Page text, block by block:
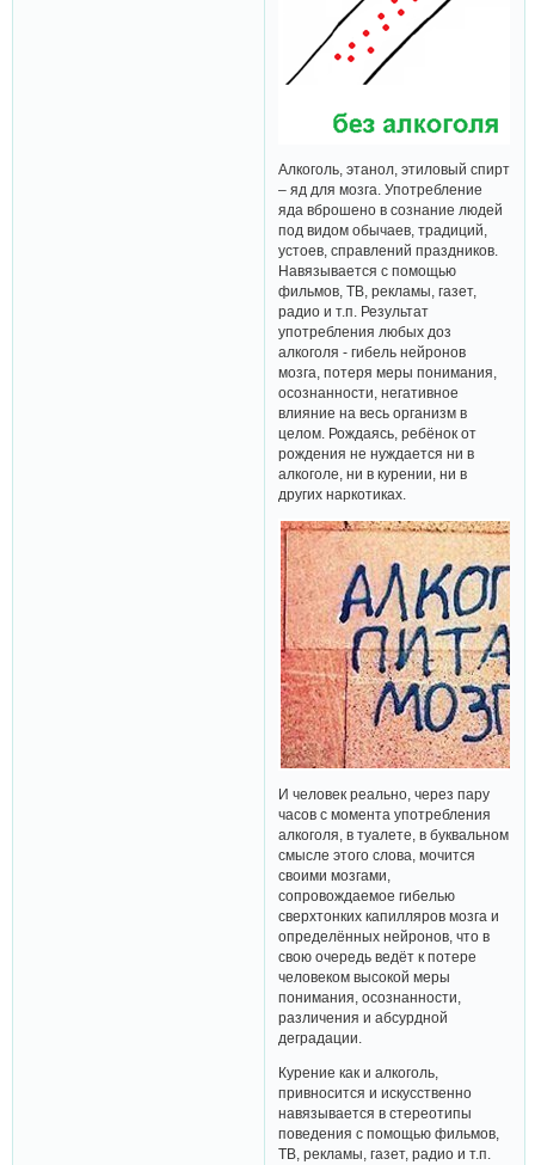
Алкоголь, этанол, этиловый спирт
– яд для мозга. Употребление
яда вброшено в сознание людей
под видом обычаев, традиций,
устоев, справлений праздников.
Навязывается с помощью
фильмов, ТВ, рекламы, газет,
радио и т.п. Результат
употребления любых доз
алкоголя - гибель нейронов
мозга, потеря меры понимания,
осознанности, негативное
влияние на весь организм в
целом. Рождаясь, ребёнок от
рождения не нуждается ни в
алкоголе, ни в курении, ни в
других наркотиках.
И человек реально, через пару
часов с момента употребления
алкоголя, в туалете, в буквальном
смысле этого слова, мочится
своими мозгами,
сопровождаемое гибелью
сверхтонких капилляров мозга и
определённых нейронов, что в
свою очередь ведёт к потере
человеком высокой меры
понимания, осознанности,
различения и абсурдной
деградации.
Курение как и алкоголь,
привносится и искусственно
навязывается в стереотипы
поведения с помощью фильмов,
ТВ, рекламы, газет, радио и т.п.